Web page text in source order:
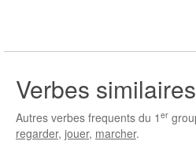
Verbes similaires
Autres verbes frequents du 1 er
regarder, jouer, marcher.